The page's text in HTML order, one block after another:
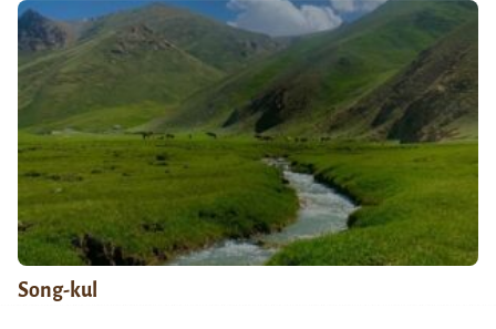
Song-kul